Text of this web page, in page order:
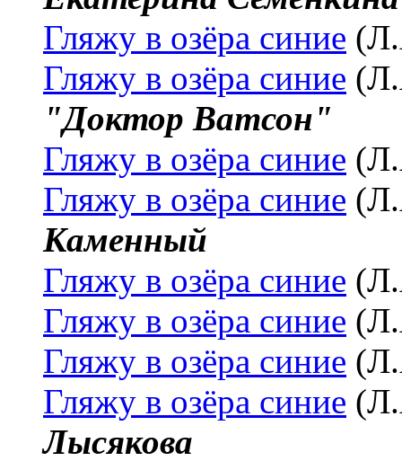
Гляжу в озёра синие
Гляжу в озёра синие
"Доктор Ватсон"
Гляжу в озёра синие
Гляжу в озёра синие
Каменный
Гляжу в озёра синие
Гляжу в озёра синие
Гляжу в озёра синие
Гляжу в озёра синие
Лысякова